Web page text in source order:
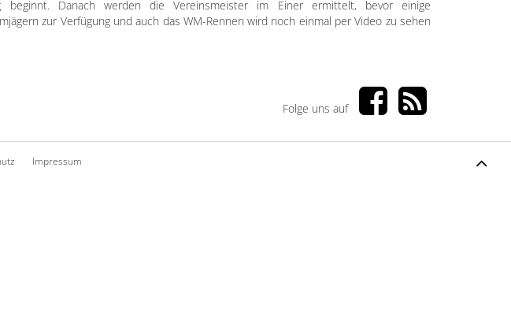
beginnt. Danach werden die Vereinsmeister im Einer ermittelt, bevor einige
zur Verfügung und auch das WM-Rennen wird noch einmal per Video zu sehen
Folge uns auf
Impressum